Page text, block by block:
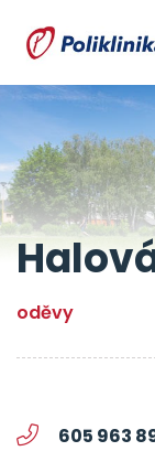
oděvy
605 963